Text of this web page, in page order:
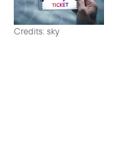
Credits: sky